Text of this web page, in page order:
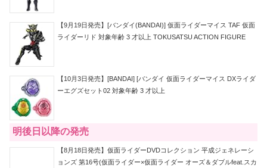
【9月19日発売】[バンダイ(BANDAI)] 仮面ライダーマイス TAF 仮面
ライダーリド 対象年齢 3 才以上 TOKUSATSU ACTION FIGURE
【10月3日発売】[BANDAI] [バンダイ 仮面ライダーマイス DXライダ
ーエグズセット02 対象年齢 3 才以上
明後日以降の発売
【8月18日発売】仮面ライダーDVDコレクション 平成ジェネレーシ
ョンズ 第16号(仮面ライダー×仮面ライダー オーズ＆ダブルfeat.スカ